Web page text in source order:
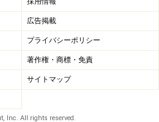
柔軟性を高めたい場合は、「
」と呼ばれるものを実践してみ
曲げて座った状態で足首をそれ
を伸ばして屈伸運動を繰り返す
びきらなくても大丈夫なので、
ばしたら、またしゃがむという
と、驚くほどハムストリングス
広告掲載
プライバシーポリシー
著作権・商標・免責
サイトマップ
Inc. All rights reserved.